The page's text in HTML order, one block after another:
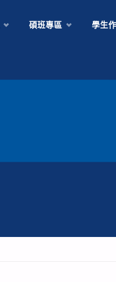
碩班專區 學生